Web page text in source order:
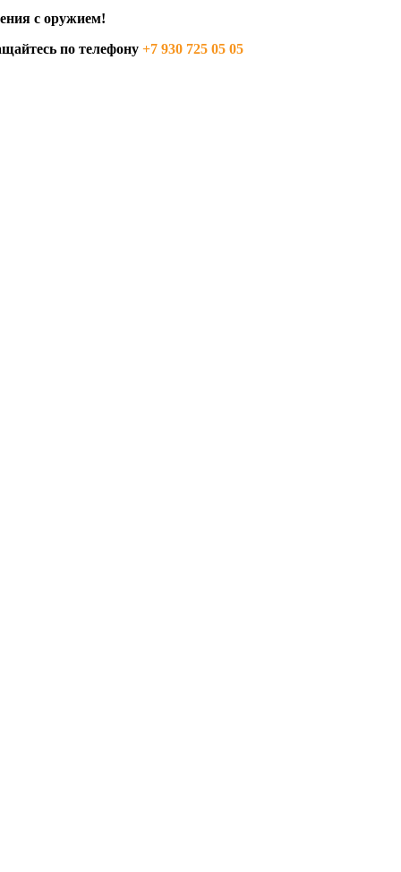
с оружием!
по телефону +7 930 725 05 05